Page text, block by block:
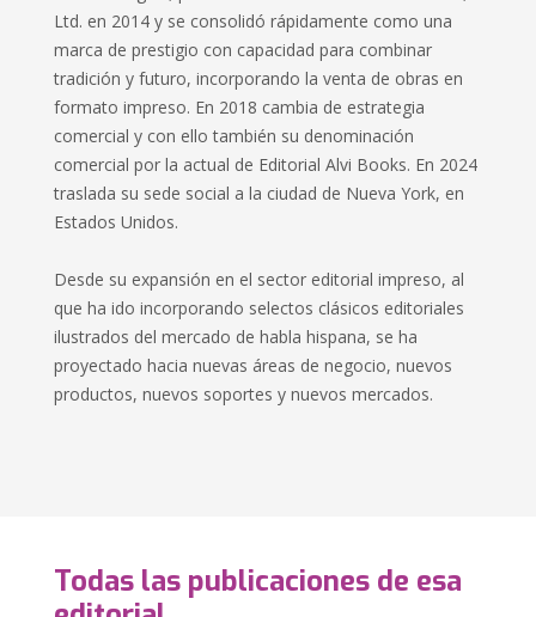
Ltd. en 2014 y se consolidó rápidamente como una
marca de prestigio con capacidad para combinar
tradición y futuro, incorporando la venta de obras en
formato impreso. En 2018 cambia de estrategia
comercial y con ello también su denominación
comercial por la actual de Editorial Alvi Books. En 2024
traslada su sede social a la ciudad de Nueva York, en
Estados Unidos.
Desde su expansión en el sector editorial impreso, al
que ha ido incorporando selectos clásicos editoriales
ilustrados del mercado de habla hispana, se ha
proyectado hacia nuevas áreas de negocio, nuevos
productos, nuevos soportes y nuevos mercados.
Todas las publicaciones de esa